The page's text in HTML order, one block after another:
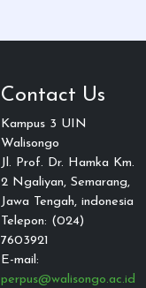
Contact Us
Kampus 3 UIN
Walisongo
Jl. Prof. Dr. Hamka Km.
2 Ngaliyan, Semarang,
Jawa Tengah, indonesia
Telepon: (024)
7603921
E-mail:
perpus@walisongo.ac.id